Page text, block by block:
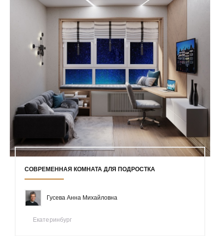
СОВРЕМЕННАЯ КОМНАТА ДЛЯ ПОДРОСТКА
Гусева Анна Михайловна
Екатеринбург